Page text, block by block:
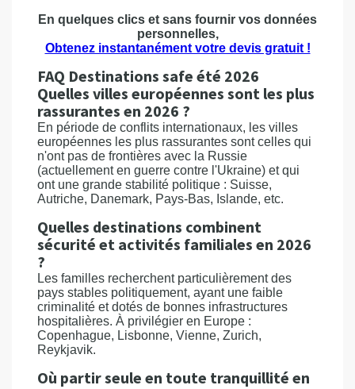
En quelques clics et sans fournir vos données
personnelles,
Obtenez instantanément votre devis gratuit !
FAQ Destinations safe été 2026
Quelles villes européennes sont les plus
rassurantes en 2026 ?
En période de conflits internationaux, les villes
européennes les plus rassurantes sont celles qui
n'ont pas de frontières avec la Russie
(actuellement en guerre contre l'Ukraine) et qui
ont une grande stabilité politique : Suisse,
Autriche, Danemark, Pays-Bas, Islande, etc.
Quelles destinations combinent
sécurité et activités familiales en 2026
?
Les familles recherchent particulièrement des
pays stables politiquement, ayant une faible
criminalité et dotés de bonnes infrastructures
hospitalières. À privilégier en Europe :
Copenhague, Lisbonne, Vienne, Zurich,
Reykjavik.
Où partir seule en toute tranquillité en